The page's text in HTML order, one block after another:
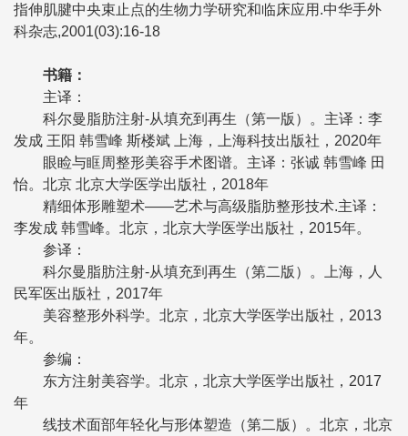
指伸肌腱中央束止点的生物力学研究和临床应用.中华手外
科杂志,2001(03):16-18
书籍：
主译：
科尔曼脂肪注射-从填充到再生（第一版）。主译：李
发成 王阳 韩雪峰 斯楼斌 上海，上海科技出版社，2020年
眼睑与眶周整形美容手术图谱。主译：张诚 韩雪峰 田
怡。北京 北京大学医学出版社，2018年
精细体形雕塑术——艺术与高级脂肪整形技术.主译：
李发成 韩雪峰。北京，北京大学医学出版社，2015年。
参译：
科尔曼脂肪注射-从填充到再生（第二版）。上海，人
民军医出版社，2017年
美容整形外科学。北京，北京大学医学出版社，2013
年。
参编：
东方注射美容学。北京，北京大学医学出版社，2017
年
线技术面部年轻化与形体塑造（第二版）。北京，北京